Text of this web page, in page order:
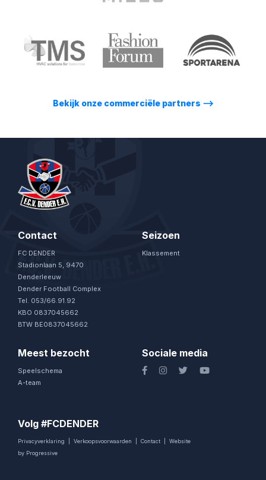
Bekijk onze commerciële partners ⟶
Contact
FC DENDER
Stadionlaan 5, 9470
Denderleeuw
Dender Football Complex
Tel. 053/66.91.92
KBO 0837045662
BTW BE0837045662
Seizoen
Klassement
Meest bezocht
Speelschema
A-team
Sociale media
Volg #FCDENDER
Privacyverklaring Verkoopsvoorwaarden Contact
Website
by Progressive